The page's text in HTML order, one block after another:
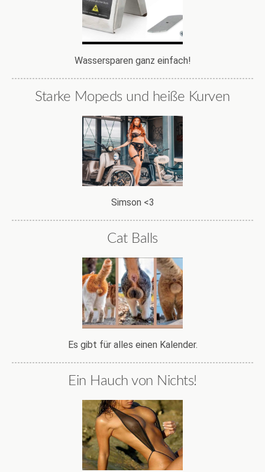
Wassersparen ganz einfach!
Starke Mopeds und heiße Kurven
Simson <3
Cat Balls
Es gibt für alles einen Kalender.
Ein Hauch von Nichts!